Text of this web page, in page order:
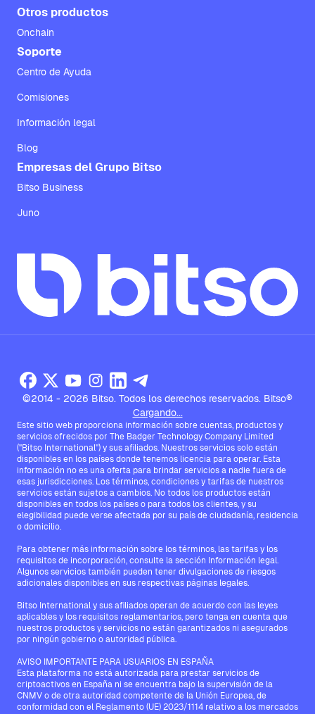
Otros productos
Onchain
Soporte
Centro de Ayuda
Comisiones
Información legal
Blog
Empresas del Grupo Bitso
Bitso Business
Juno
©2014 - 2026 Bitso. Todos los derechos reservados. Bitso®
Cargando...
Este sitio web proporciona información sobre cuentas, productos y
servicios ofrecidos por The Badger Technology Company Limited
("Bitso International") y sus afiliados. Nuestros servicios solo están
disponibles en los países donde tenemos licencia para operar. Esta
información no es una oferta para brindar servicios a nadie fuera de
esas jurisdicciones. Los términos, condiciones y tarifas de nuestros
servicios están sujetos a cambios. No todos los productos están
disponibles en todos los países o para todos los clientes, y su
elegibilidad puede verse afectada por su país de ciudadanía, residencia
o domicilio.
Para obtener más información sobre los términos, las tarifas y los
requisitos de incorporación, consulte la sección Información legal.
Algunos servicios también pueden tener divulgaciones de riesgos
adicionales disponibles en sus respectivas páginas legales.
Bitso International y sus afiliados operan de acuerdo con las leyes
aplicables y los requisitos reglamentarios, pero tenga en cuenta que
nuestros productos y servicios no están garantizados ni asegurados
por ningún gobierno o autoridad pública.
AVISO IMPORTANTE PARA USUARIOS EN ESPAÑA
Esta plataforma no está autorizada para prestar servicios de
criptoactivos en España ni se encuentra bajo la supervisión de la
CNMV o de otra autoridad competente de la Unión Europea, de
conformidad con el Reglamento (UE) 2023/1114 relativo a los mercados